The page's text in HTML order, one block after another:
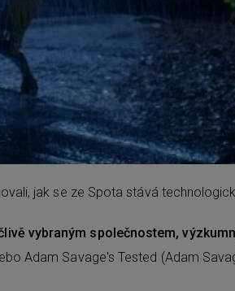
jak se ze Spota stává
vybraným společnostem,
Adam Savage's Tested (Adam